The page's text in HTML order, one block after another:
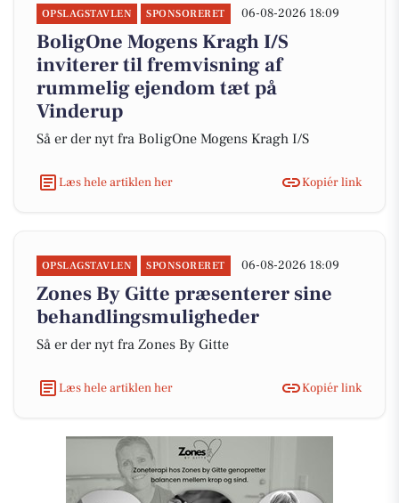
OPSLAGSTAVLEN SPONSORERET 06-08-2026 18:09
BoligOne Mogens Kragh I/S
inviterer til fremvisning af
rummelig ejendom tæt på
Vinderup
Så er der nyt fra BoligOne Mogens Kragh I/S
Læs hele artiklen her Kopiér link
OPSLAGSTAVLEN SPONSORERET 06-08-2026 18:09
Zones By Gitte præsenterer sine
behandlingsmuligheder
Så er der nyt fra Zones By Gitte
Læs hele artiklen her Kopiér link